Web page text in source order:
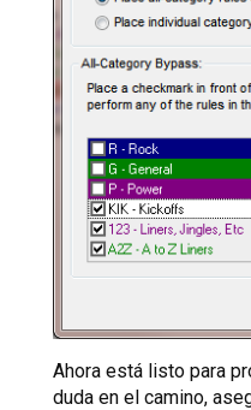
Ahora está listo para
duda en el camino,